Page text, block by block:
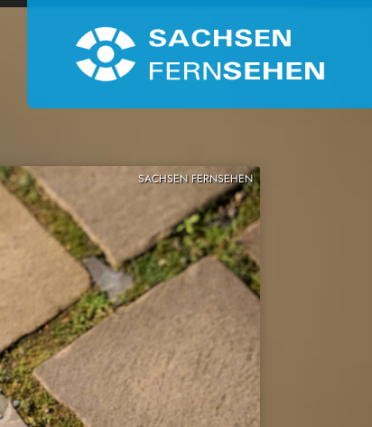
SACHSEN FERNSEHEN